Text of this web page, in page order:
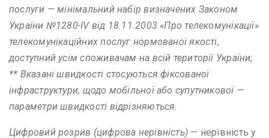
послуги — мінімальний набір визначених Законом
України №1280-IV від 18.11.2003 «Про телекомунікації»
телекомунікаційних послуг нормованої якості,
доступний усім споживачам на всій території України;
** Вказані швидкості стосуються фіксованої
інфраструктури, щодо мобільної або супутникової —
параметри швидкості відрізняються.
Цифровий розрив (цифрова нерівність) — нерівність у